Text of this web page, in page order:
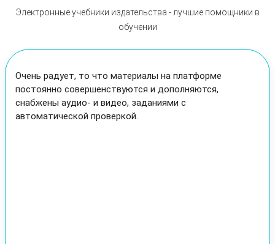
Электронные учебники издательства - лучшие помощники в
обучении
Отмечу главное, что понравилось: продумана
возможность назначать задания с учетом
способностей и интересов каждого ребенка.